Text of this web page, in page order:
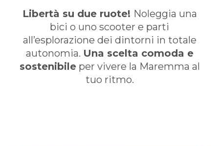
Libertà su due ruote! Noleggia una
bici o uno scooter e parti
all’esplorazione dei dintorni in totale
autonomia. Una scelta comoda e
sostenibile per vivere la Maremma al
tuo ritmo.